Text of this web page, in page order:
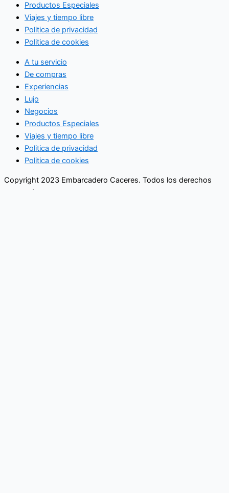
Productos Especiales
Viajes y tiempo libre
Politica de privacidad
Politica de cookies
A tu servicio
De compras
Experiencias
Lujo
Negocios
Productos Especiales
Viajes y tiempo libre
Politica de privacidad
Politica de cookies
Copyright 2023 Embarcadero Caceres. Todos los derechos
reservados